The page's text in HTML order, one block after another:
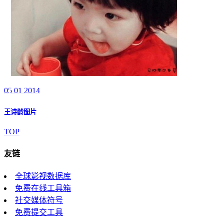
05 01 2014
王诗龄图片
TOP
友链
全球影视数据库
免费在线工具箱
社交媒体符号
免费提交工具